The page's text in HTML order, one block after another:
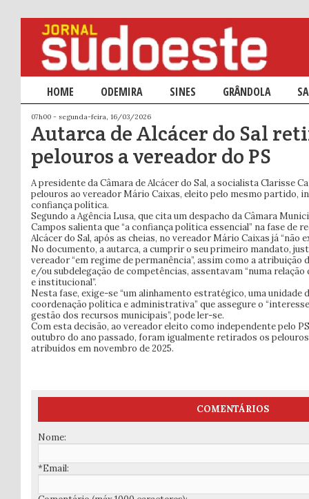
Menu principal
SALTAR PARA O CONTEÚDO PRIMÁRIO
SALTAR PARA O CONTEÚDO SECUNDÁRIO
HOME ODEMIRA SINES GRÂNDOLA
07h00 - segunda-feira, 16/03/2026
Autarca de Alcácer do Sal
pelouros a vereador do PS
A presidente da Câmara de Alcácer do Sal, a socialista Clarisse
pelouros ao vereador Mário Caixas, eleito pelo mesmo partido,
confiança política.
Segundo a Agência Lusa, que cita um despacho da Câmara
Campos salienta que “a confiança política essencial” na fase de
Alcácer do Sal, após as cheias, no vereador Mário Caixas já “não
No documento, a autarca, a cumprir o seu primeiro mandato,
vereador “em regime de permanência”, assim como a atribuição
e/ou subdelegação de competências, assentavam “numa
e institucional”.
Nesta fase, exige-se “um alinhamento estratégico, uma unidade
coordenação política e administrativa” que assegure o “interesse
gestão dos recursos municipais”, pode ler-se.
Com esta decisão, ao vereador eleito como independente pelo
outubro do ano passado, foram igualmente retirados os
atribuídos em novembro de 2025.
COMENTÁRIOS
Nome:
*Email: